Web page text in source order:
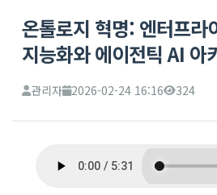
온톨로지 혁명: 엔터프라
지능화와 에이전틱 AI 아
관리자 2026-02-24 16:16 324